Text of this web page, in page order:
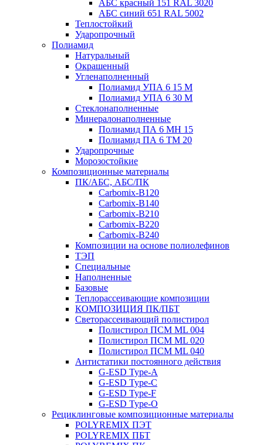
АБС красный 151 RAL 3020
АБС синий 651 RAL 5002
Теплостойкий
Ударопрочный
Полиамид
Натуральный
Окрашенный
Угленаполненный
Полиамид УПА 6 15 М
Полиамид УПА 6 30 М
Стеклонаполненные
Минералонаполненные
Полиамид ПА 6 МН 15
Полиамид ПА 6 ТМ 20
Ударопрочные
Морозостойкие
Композиционные материалы
ПК/АБС, АБС/ПК
Carbomix-В120
Carbomix-В140
Carbomix-В210
Carbomix-В220
Carbomix-В240
Композиции на основе полиолефинов
ТЭП
Специальные
Наполненные
Базовые
Теплорассеивающие композиции
КОМПОЗИЦИЯ ПК/ПБТ
Светорассеивающий полистирол
Полистирол ПСМ ML 004
Полистирол ПСМ ML 020
Полистирол ПСМ ML 040
Антистатики постоянного действия
G-ESD Type-A
G-ESD Type-C
G-ESD Type-F
G-ESD Type-O
Рециклинговые композиционные материалы
POLYREMIX ПЭТ
POLYREMIX ПБТ